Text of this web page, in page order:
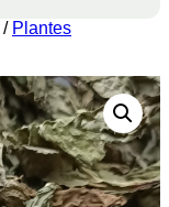
/ Plantes